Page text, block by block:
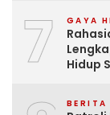
7 GAYA
Hidup
BERITA